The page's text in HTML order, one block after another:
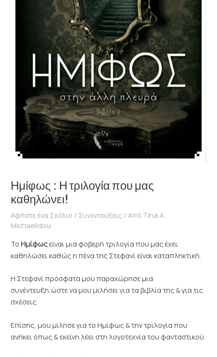
Ημίφως : Η τριλογία που μας
καθηλώνει!
Αφήστε ένα Σχόλιο / Συνεντεύξεις / Από Tina A.
Michaelidou
ΤοΗμίφως είναι μια φοβερή τριλογία που μας έχει
καθηλώσει καθώς η πένα της Στεφανί είναι καταπληκτική.
Η Στεφανί πρόσφατα μου παραχώρησε μια
συνέντευξη,ώστε να μου μιλήσει για τα βιβλία της & για τις
σχέσεις.
Επίσης, μου μίλησε για το Ημίφως & την τριλογία που
ανήκει όπως & εκείνη λέει στη λογοτεχνία του φανταστικού.